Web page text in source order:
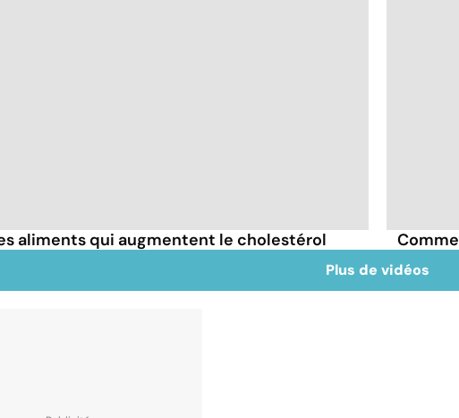
aliments qui augmentent le cholestérol
Plus de vidéos